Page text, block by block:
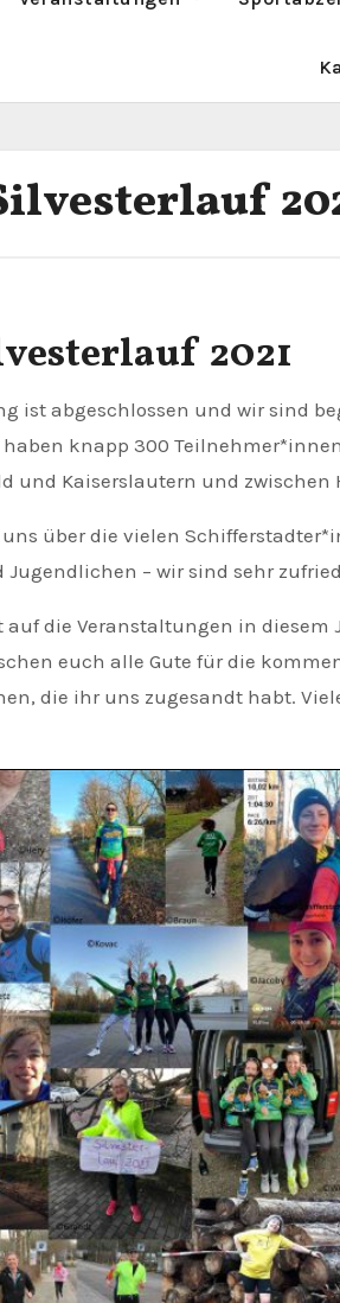
2021
knapp 300
und Kaiserslautern und
uns über die vielen
Jugendlichen – wir sind sehr
auf die Veranstaltungen in
euch alle Gute für die
die ihr uns zugesandt habt.